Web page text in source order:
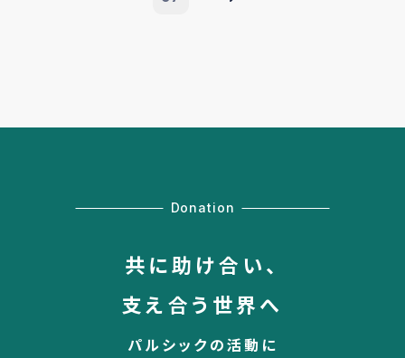
Donation
共に助け合い、
支え合う世界へ
パルシックの活動に